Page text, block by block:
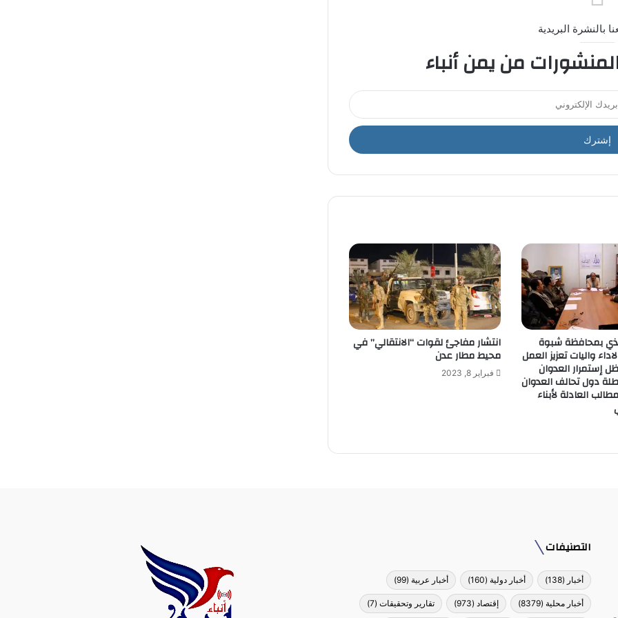
بالنشرة البريدية
من يمن أنباء
بمحافظة شبوة
واليات تعزيز العمل
إستمرار العدوان
دول تحالف العدوان
العادلة لأبناء
انتشار مفاجئ لقوات “الانتقالي” في
محيط مطار عدن
فبراير 8, 2023
التصنيفات
أخبار (138) أخبار دولية(160) أخبار عربية(99)
أخبار محلية(8379) إقتصاد (973) تقارير وتحقيقات(7)